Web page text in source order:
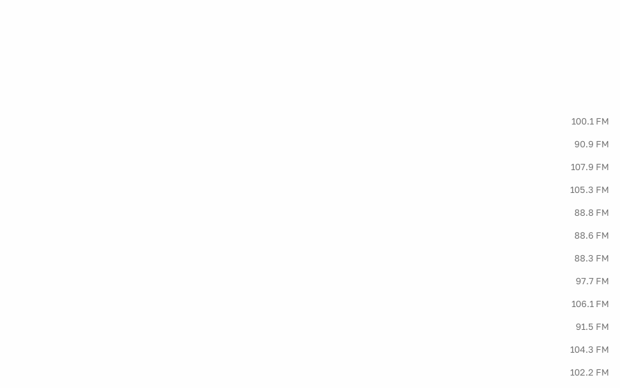
100.1 FM
90.9 FM
107.9 FM
105.3 FM
88.8 FM
88.6 FM
88.3 FM
97.7 FM
106.1 FM
91.5 FM
104.3 FM
102.2 FM